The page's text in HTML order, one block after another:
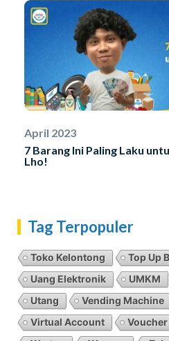
April 2023
7 Barang Ini Paling Laku
Lho!
Tag Terpopuler
Toko Kelontong Top Up
Uang Elektronik
UMKM
Utang
Vending Machine
Virtual Account
Voucher